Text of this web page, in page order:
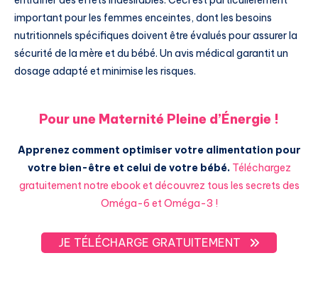
important pour les femmes enceintes, dont les besoins
nutritionnels spécifiques doivent être évalués pour assurer la
sécurité de la mère et du bébé. Un avis médical garantit un
dosage adapté et minimise les risques.
Pour une Maternité Pleine d’Énergie !
Apprenez comment optimiser votre alimentation pour
votre bien-être et celui de votre bébé. Téléchargez
gratuitement notre ebook et découvrez tous les secrets des
Oméga-6 et Oméga-3 !
JE TÉLÉCHARGE GRATUITEMENT